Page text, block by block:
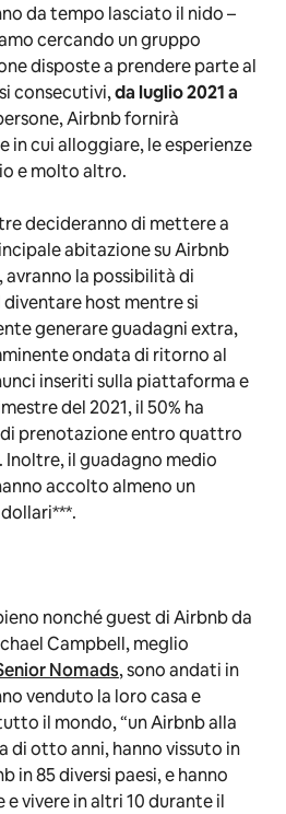
da tempo lasciato il nido –
cercando un gruppo
disposte a prendere parte al
consecutivi,da luglio 2021 a
Airbnb fornirà
in cui alloggiare, le esperienze
e molto altro.
decideranno di mettere a
abitazione su Airbnb
la possibilità di
host mentre si
generare guadagni extra,
ondata di ritorno al
inseriti sulla piattaforma e
del 2021, il 50% ha
prenotazione entro quattro
il guadagno medio
accolto almeno un
nonché guest di Airbnb da
Campbell, meglio
Nomads, sono andati in
venduto la loro casa e
il mondo, “un Airbnb alla
di otto anni, hanno vissuto in
in 85 diversi paesi, e hanno
vivere in altri 10 durante il